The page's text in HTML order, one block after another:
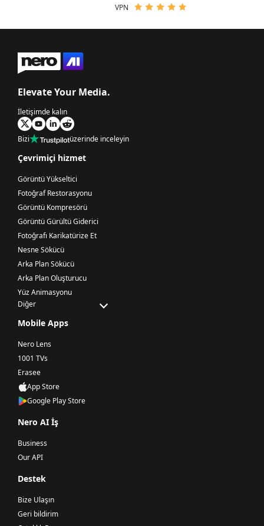
VPN
Elevate Your Media.
İletişimde kalın
Bizi üzerinde inceleyin
Çevrimiçi hizmet
Görüntü Yükseltici
Fotoğraf Restorasyonu
Görüntü Kompresörü
Görüntü Gürültü Giderici
Fotoğrafı Karikatürize Et
Nesne Sökücü
Arka Plan Sökücü
Arka Plan Oluşturucu
Yüz Animasyonu
Diğer
Mobile Apps
Nero Lens
1001 TVs
Erasee
App Store
Google Play Store
Nero AI İş
Business
Our API
Destek
Bize Ulaşın
Geri bildirim